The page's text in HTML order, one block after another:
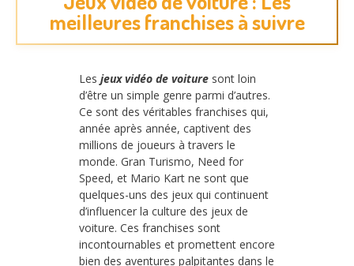
meilleures franchises à suivre
Les jeux vidéo de voiture sont loin
d’être un simple genre parmi d’autres.
Ce sont des véritables franchises qui,
année après année, captivent des
millions de joueurs à travers le
monde. Gran Turismo, Need for
Speed, et Mario Kart ne sont que
quelques-uns des jeux qui continuent
d’influencer la culture des jeux de
voiture. Ces franchises sont
incontournables et promettent encore
bien des aventures palpitantes dans le